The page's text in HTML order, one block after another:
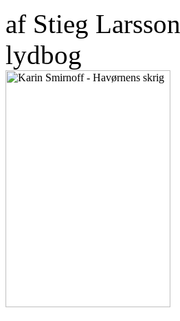
af Stieg Larsson
lydbog